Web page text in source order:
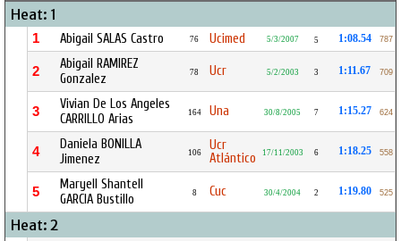
Heat: 1
1 Abigail SALAS Castro 76 Ucimed 5/3/2007 5 1:08.54 787
2
Abigail RAMIREZ
Gonzalez
78 Ucr 5/2/2003 3 1:11.67 709
3
Vivian De Los Angeles
CARRILLO Arias
164 Una 30/8/2005 7 1:15.27 624
4
Daniela BONILLA
Jimenez
106
Ucr
Atlántico
17/11/2003 6 1:18.25 558
5
Maryell Shantell
GARCIA Bustillo
8 Cuc 30/4/2004 2 1:19.80 525
Heat: 2